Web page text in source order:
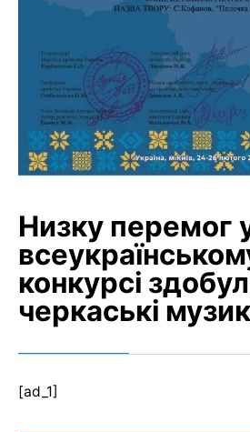
Низку перемог
конкурсі
черкаські
[ad_1]